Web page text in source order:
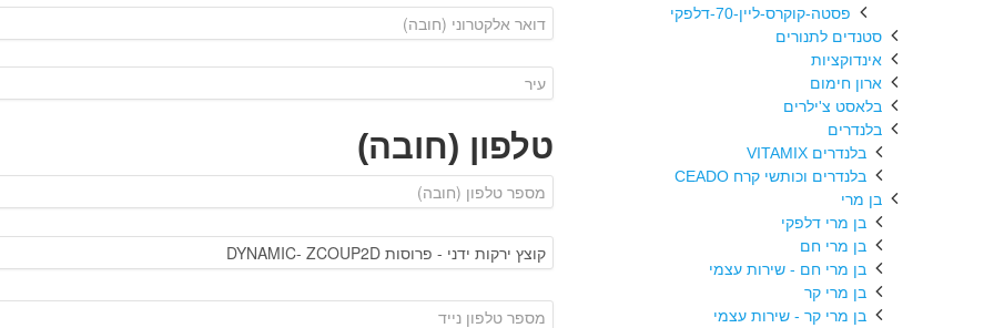
טלפון (חובה)
פסטה-קוקרס-ליין-70-דלפקי
סטנדים לתנורים
אינדוקציות
ארון חימום
בלאסט צ'ילרים
בלנדרים
בלנדרים VITAMIX
בלנדרים וכותשי קרח CEADO
בן מרי
בן מרי דלפקי
בן מרי חם
בן מרי חם - שירות עצמי
בן מרי קר
בן מרי קר - שירות עצמי